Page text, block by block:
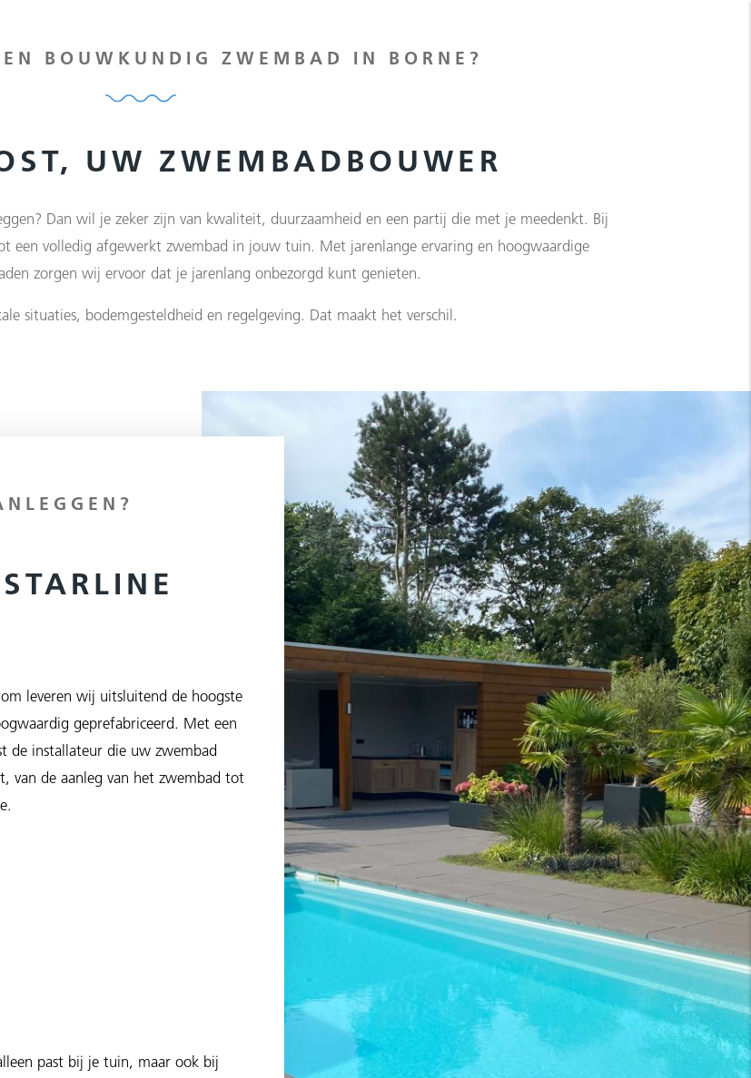
BOUWKUNDIG ZWEMBAD IN BORNE?
UW ZWEMBADBOUWER
Dan wil je zeker zijn van kwaliteit, duurzaamheid en een partij die met je meedenkt. Bij
een volledig afgewerkt zwembad in jouw tuin. Met jarenlange ervaring en hoogwaardige
zorgen wij ervoor dat je jarenlang onbezorgd kunt genieten.
situaties, bodemgesteldheid en regelgeving. Dat maakt het verschil.
leveren wij uitsluitend de hoogste
geprefabriceerd. Met een
de installateur die uw zwembad
van de aanleg van het zwembad tot
past bij je tuin, maar ook bij